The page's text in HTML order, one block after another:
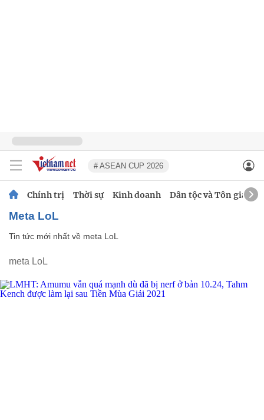
# ASEAN CUP 2026
Chính trị Thời sự Kinh doanh Dân tộc và Tôn giáo
meta LoL
Tin tức mới nhất về meta LoL
meta LoL